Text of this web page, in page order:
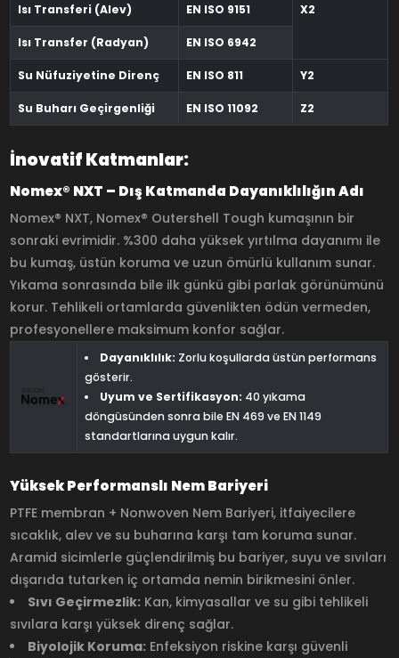
Isı Transferi (Alev) EN ISO 9151 X2
Isı Transfer (Radyan) EN ISO 6942
Su Nüfuziyetine Direnç EN ISO 811 Y2
Su Buharı Geçirgenliği EN ISO 11092 Z2
İnovatif Katmanlar:
Nomex® NXT – Dış Katmanda Dayanıklılığın Adı
Nomex® NXT, Nomex® Outershell Tough kumaşının bir
sonraki evrimidir. %300 daha yüksek yırtılma dayanımı ile
bu kumaş, üstün koruma ve uzun ömürlü kullanım sunar.
Yıkama sonrasında bile ilk günkü gibi parlak görünümünü
korur. Tehlikeli ortamlarda güvenlikten ödün vermeden,
profesyonellere maksimum konfor sağlar.
Dayanıklılık: Zorlu koşullarda üstün performans
gösterir.
Uyum ve Sertifikasyon: 40 yıkama
döngüsünden sonra bile EN 469 ve EN 1149
standartlarına uygun kalır.
Yüksek Performanslı Nem Bariyeri
PTFE membran + Nonwoven Nem Bariyeri, itfaiyecilere
sıcaklık, alev ve su buharına karşı tam koruma sunar.
Aramid sicimlerle güçlendirilmiş bu bariyer, suyu ve sıvıları
dışarıda tutarken iç ortamda nemin birikmesini önler.
Sıvı Geçirmezlik: Kan, kimyasallar ve su gibi tehlikeli
sıvılara karşı yüksek direnç sağlar.
Biyolojik Koruma: Enfeksiyon riskine karşı güvenli